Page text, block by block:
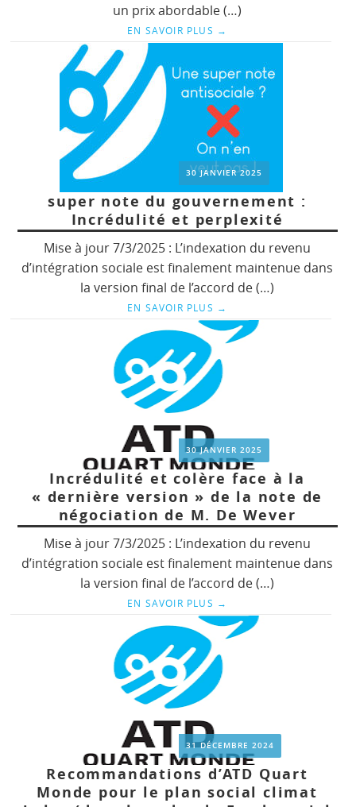
un prix abordable (…)
EN SAVOIR PLUS →
30 JANVIER 2025
super note du gouvernement :
Incrédulité et perplexité
Mise à jour 7/3/2025 : L’indexation du revenu
d’intégration sociale est finalement maintenue dans
la version final de l’accord de (…)
EN SAVOIR PLUS →
30 JANVIER 2025
Incrédulité et colère face à la
« dernière version » de la note de
négociation de M. De Wever
Mise à jour 7/3/2025 : L’indexation du revenu
d’intégration sociale est finalement maintenue dans
la version final de l’accord de (…)
EN SAVOIR PLUS →
31 DÉCEMBRE 2024
Recommandations d’ATD Quart
Monde pour le plan social climat